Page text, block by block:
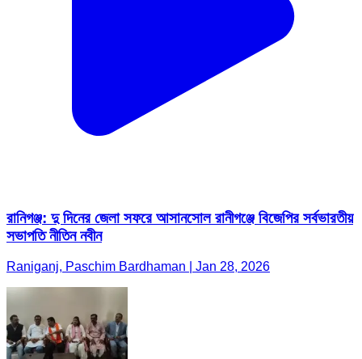
রানিগঞ্জ: দু দিনের জেলা সফরে আসানসোল রানীগঞ্জে বিজেপির সর্বভারতীয়
সভাপতি নীতিন নবীন
Raniganj, Paschim Bardhaman | Jan 28, 2026